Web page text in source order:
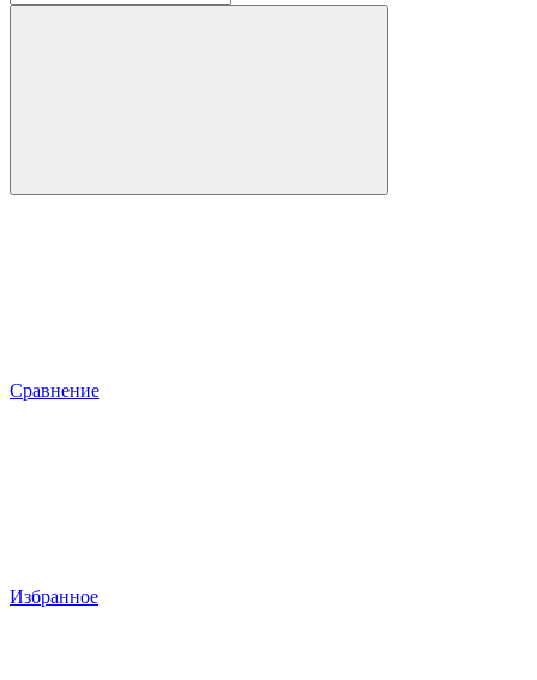
Сравнение
Избранное